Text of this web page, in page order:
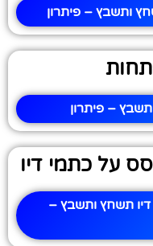
ותשבץ – פיתרון
– פיתרון
על כתמי דיו
תשחץ ותשבץ –